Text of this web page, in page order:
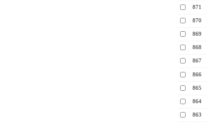
871
870
869
868
867
866
865
864
863